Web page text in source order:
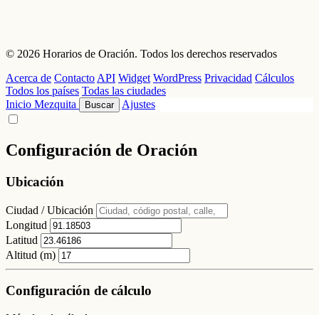
© 2026 Horarios de Oración. Todos los derechos reservados
Acerca de Contacto API Widget WordPress Privacidad Cálculos
Todos los países Todas las ciudades
Inicio Mezquita Buscar Ajustes
Configuración de Oración
Ubicación
Ciudad / Ubicación
Longitud
Latitud
Altitud (m)
Configuración de cálculo